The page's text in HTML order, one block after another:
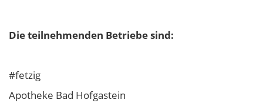
Die teilnehmenden Betriebe sind:
#fetzig
Apotheke Bad Hofgastein